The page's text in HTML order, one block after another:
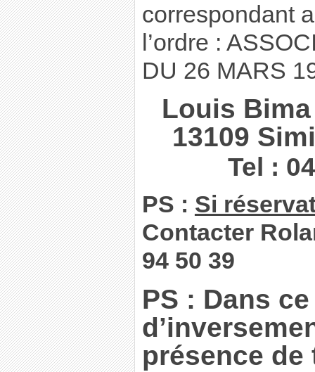
correspondant
l’ordre :
DU 26 MARS
Louis
13109
Tel :
PS : Si
Contacter
94 50 39
PS : Dans
présence de